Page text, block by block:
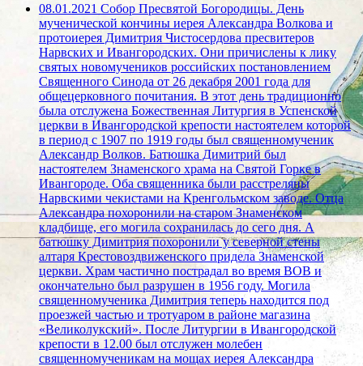
08.01.2021 Собор Пресвятой Богородицы. День
мученической кончины иерея Александра Волкова и
протоиерея Димитрия Чистосердова пресвитеров
Нарвских и Ивангородских. Они причислены к лику
святых новомучеников российских постановлением
Священного Синода от 26 декабря 2001 года для
общецерковного почитания. В этот день традиционно
была отслужена Божественная Литургия в Успенской
церкви в Ивангородской крепости настоятелем которой
в период с 1907 по 1919 годы был священномученик
Александр Волков. Батюшка Димитрий был
настоятелем Знаменского храма на Святой Горке в
Ивангороде. Оба священника были расстреляны
Нарвскими чекистами на Кренгольмском заводе. Отца
Александра похоронили на старом Знаменском
кладбище, его могила сохранилась до сего дня. А
батюшку Димитрия похоронили у северной стены
алтаря Крестовоздвиженского придела Знаменской
церкви. Храм частично пострадал во время ВОВ и
окончательно был разрушен в 1956 году. Могила
священномученика Димитрия теперь находится под
проезжей частью и тротуаром в районе магазина
«Великолукский». После Литургии в Ивангородской
крепости в 12.00 был отслужен молебен
священномученикам на мощах иерея Александра